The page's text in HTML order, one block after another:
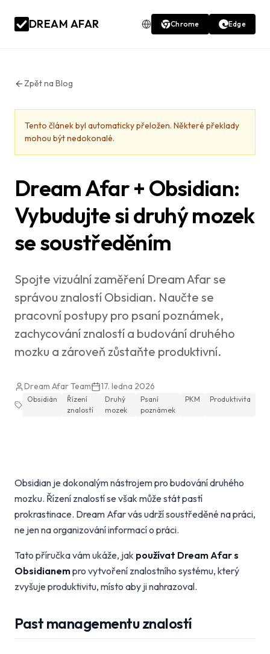
DREAM AFAR Chrome Edge
Zpět na Blog
Tento článek byl automaticky přeložen. Některé překlady
mohou být nedokonalé.
Dream Afar + Obsidian:
Vybudujte si druhý mozek
se soustředěním
Spojte vizuální zaměření Dream Afar se
správou znalostí Obsidian. Naučte se
pracovní postupy pro psaní poznámek,
zachycování znalostí a budování druhého
mozku a zároveň zůstaňte produktivní.
Dream Afar Team 17. ledna 2026
Obsidián
Řízení
znalostí
Druhý
mozek
Psaní
poznámek
PKM Produktivita
Obsidian je dokonalým nástrojem pro budování druhého
mozku. Řízení znalostí se však může stát pastí
prokrastinace. Dream Afar vás udrží soustředěné na práci,
ne jen na organizování informací o práci.
Tato příručka vám ukáže, jak používat Dream Afar s
Obsidianempro vytvoření znalostního systému, který
zvyšuje produktivitu, místo aby ji nahrazoval.
Past managementu znalostí